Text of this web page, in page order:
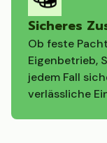
Sicheres
Ob feste
Eigenbetrieb,
jedem Fall
verlässliche